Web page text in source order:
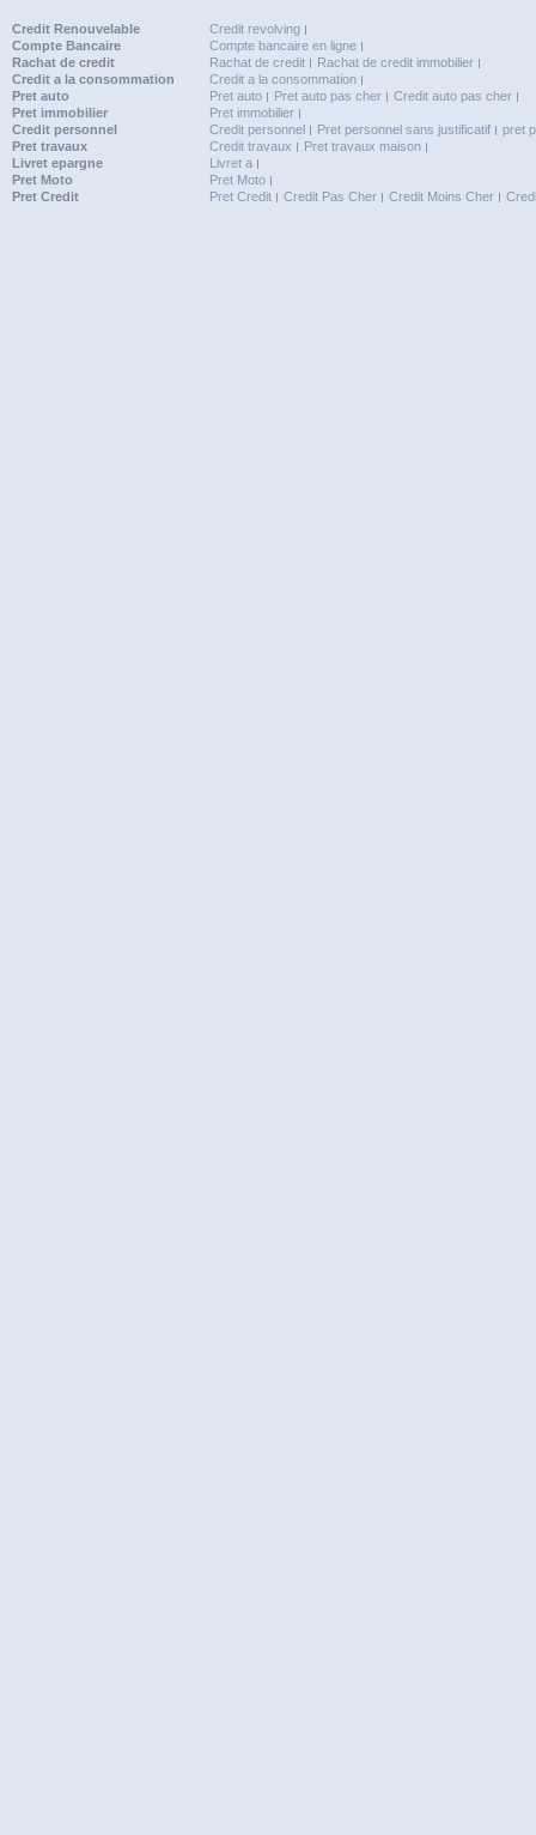
Credit Renouvelable
Credit revolving
Compte Bancaire
Compte bancaire en ligne
Rachat de credit
Rachat de credit
Rachat de credit immobilier
Credit a la consommation
Credit a la consommation
Pret auto
Pret auto Pret auto pas cher
Credit auto pas cher
Pret immobilier
Pret immobilier
Credit personnel
Credit personnel Pret personnel sans justificatif
pret
Pret travaux
Credit travaux
Pret travaux maison
Livret epargne
Livret a
Pret Moto
Pret Moto
Pret Credit
Pret Credit Credit Pas Cher Credit Moins Cher